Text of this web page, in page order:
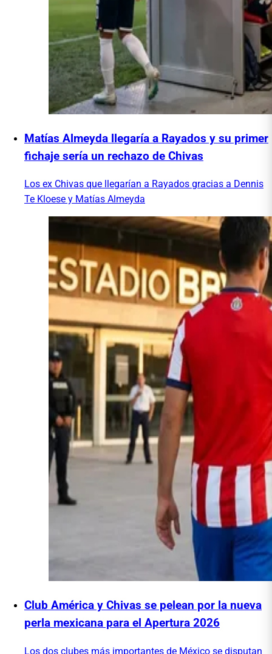
Matías Almeyda llegaría a Rayados y su primer
fichaje sería un rechazo de Chivas
Los ex Chivas que llegarían a Rayados gracias a Dennis
Te Kloese y Matías Almeyda
Club América y Chivas se pelean por la nueva
perla mexicana para el Apertura 2026
Los dos clubes más importantes de México se disputan